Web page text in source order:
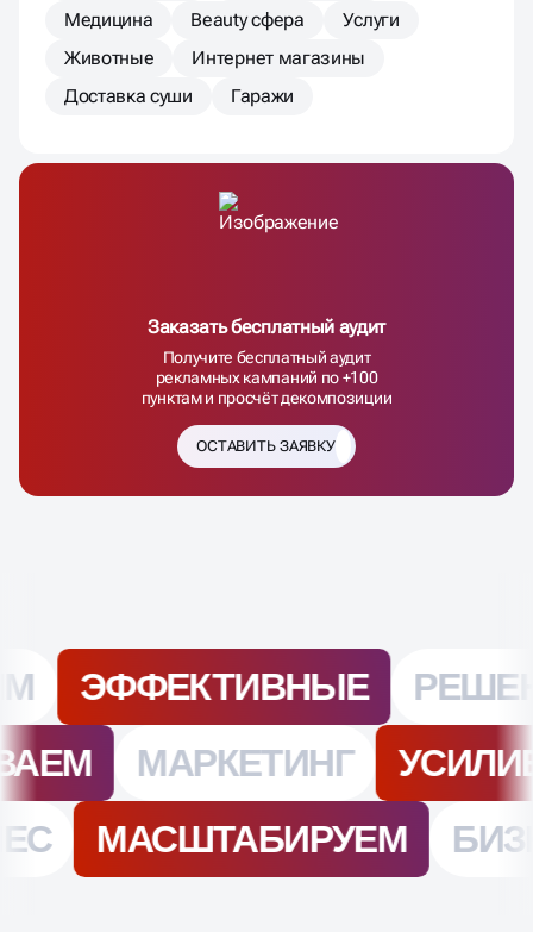
Медицина
Beauty сфера
Услуги
Животные
Интернет магазины
Доставка суши
Гаражи
Заказать бесплатный аудит
Получите бесплатный аудит
рекламных кампаний по +100
пунктам и просчёт декомпозиции
ОСТАВИТЬ ЗАЯВКУ